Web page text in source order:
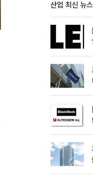
산업 최신 뉴스